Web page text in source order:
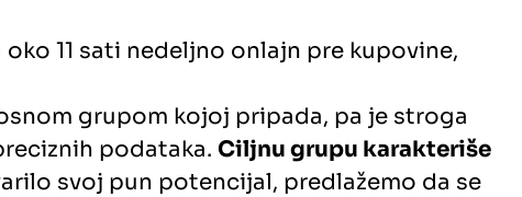
11 sati nedeljno onlajn pre kupovine,
grupom kojoj pripada, pa je stroga
podataka. Ciljnu grupu karakteriše
svoj pun potencijal, predlažemo da se